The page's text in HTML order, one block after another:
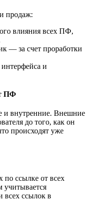
продаж:
влияния всех ПФ,
— за счет проработки
и
ПФ
и внутренние. Внешние
до того, как он
происходят уже
ссылке от всех
всех ссылок в